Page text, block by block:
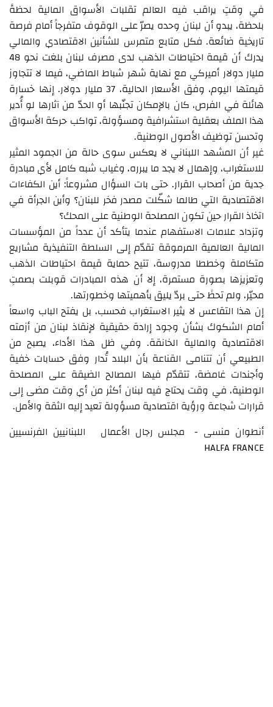
في وقتٍ يراقب فيه العالم تقلبات الأسواق المالية لحظةً
بلحظة، يبدو أن لبنان وحده يصرّ على الوقوف متفرجاً أمام فرصة
تاريخية ضائعة. فكل متابع متمرس للشأنين الاقتصادي والمالي
يدرك أن قيمة احتياطات الذهب لدى مصرف لبنان بلغت نحو 48
مليار دولار أميركي مع نهاية شهر شباط الماضي، فيما لا تتجاوز
قيمتها اليوم، وفق الأسعار الحالية، 37 مليار دولار. إنها خسارة
هائلة في الفرص، كان بالإمكان تجنّبها أو الحدّ من آثارها لو أُدير
هذا الملف بعقلية استشرافية ومسؤولة، تواكب حركة الأسواق
وتحسن توظيف الأصول الوطنية.
غير أن المشهد اللبناني لا يعكس سوى حالة من الجمود المثير
للاستغراب، وإهمال لا يجد ما يبرره، وغياب شبه كامل لأي مبادرة
جدية من أصحاب القرار. حتى بات السؤال مشروعاً: أين الكفاءات
الاقتصادية التي طالما شكّلت مصدر فخر للبنان؟ وأين الجرأة في
اتخاذ القرار حين تكون المصلحة الوطنية على المحك؟
وتزداد علامات الاستفهام عندما يتأكد أن عدداً من المؤسسات
المالية العالمية المرموقة تقدّم إلى السلطة التنفيذية مشاريع
متكاملة وخططا مدروسة، تتيح حماية قيمة احتياطات الذهب
وتعزيزها بصورة مستمرة، إلا أن هذه المبادرات قوبلت بصمتٍ
محيّر، ولم تحظَ حتى بردّ يليق بأهميتها وخطورتها.
إن هذا التقاعس لا يثير الاستغراب فحسب، بل يفتح الباب واسعاً
أمام الشكوك بشأن وجود إرادة حقيقية لإنقاذ لبنان من أزمته
الاقتصادية والمالية الخانقة. وفي ظل هذا الأداء، يصبح من
الطبيعي أن تتنامى القناعة بأن البلاد تُدار وفق حسابات خفية
وأجندات غامضة، تتقدّم فيها المصالح الضيقة على المصلحة
الوطنية، في وقت يحتاج فيه لبنان أكثر من أي وقت مضى إلى
قرارات شجاعة ورؤية اقتصادية مسؤولة تعيد إليه الثقة والأمل.
أنطوان منسى - مجلس رجال الأعمال اللبنانيين الفرنسيين
HALFA FRANCE